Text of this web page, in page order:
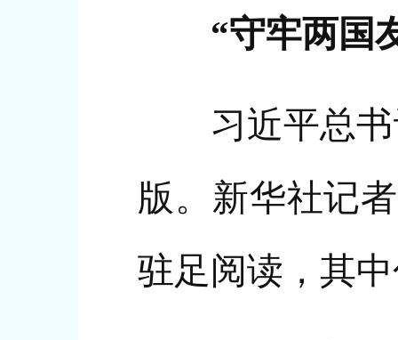
“守牢两国
习近平总书
版。新华社记
驻足阅读，其